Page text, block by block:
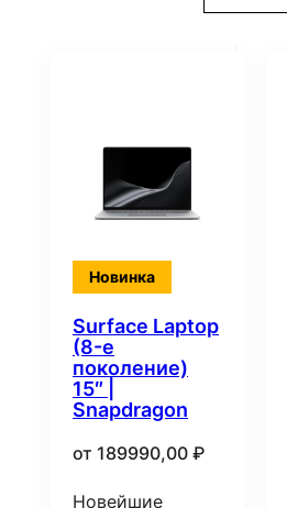
самые
Новинка
Surface Laptop
(8-е
поколение)
15″ |
Snapdragon
от 189990,00 ₽
Новейшие